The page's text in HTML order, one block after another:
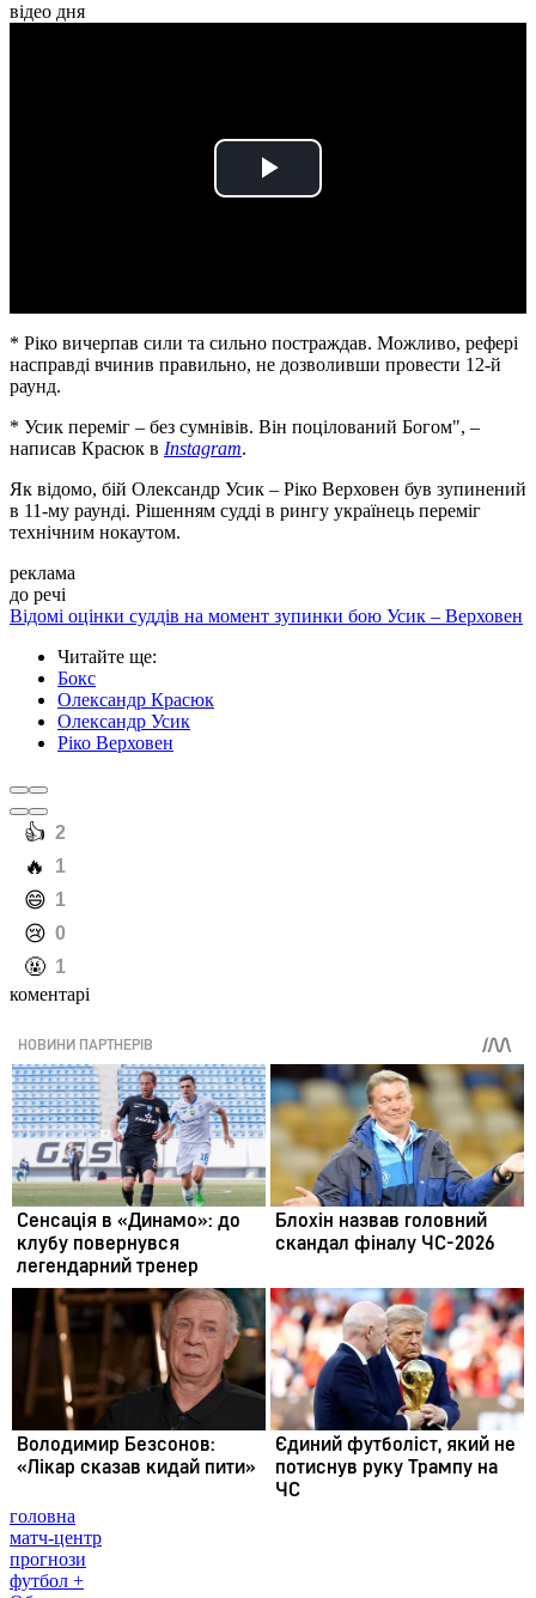
відео дня
Play
* Ріко вичерпав сили та сильно постраждав. Можливо, рефері
насправді вчинив правильно, не дозволивши провести 12-й
раунд.
* Усик переміг – без сумнівів. Він поцілований Богом", –
написав Красюк в Instagram.
Як відомо, бій Олександр Усик – Ріко Верховен був зупинений
в 11-му раунді. Рішенням судді в рингу українець переміг
технічним нокаутом.
реклама
до речі
Відомі оцінки суддів на момент зупинки бою Усик – Верховен
Читайте ще:
Бокс
Олександр Красюк
Олександр Усик
Ріко Верховен
️👍 2
️🔥 1
️😄 1
️😢 0
️🤬 1
коментарі
головна
матч-центр
прогнози
футбол +